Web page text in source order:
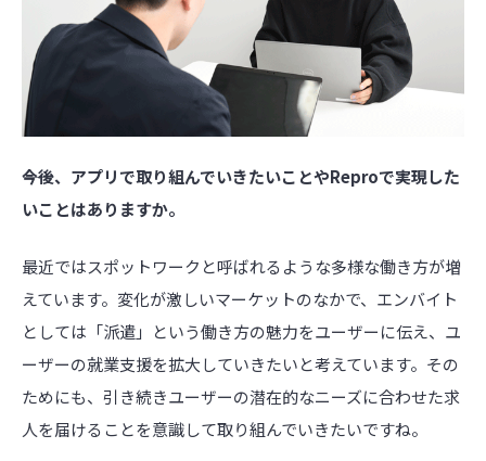
――今後、アプリで取り組んでいきたいことやReproで実現した
いことはありますか。
最近ではスポットワークと呼ばれるような多様な働き方が増
えています。変化が激しいマーケットのなかで、エンバイト
としては「派遣」という働き方の魅力をユーザーに伝え、ユ
ーザーの就業支援を拡大していきたいと考えています。その
ためにも、引き続きユーザーの潜在的なニーズに合わせた求
人を届けることを意識して取り組んでいきたいですね。